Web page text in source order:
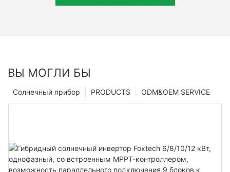
ВЫ МОГЛИ БЫ
ODM&OEM SERVICE
PRODUCTS
Солнечный прибор